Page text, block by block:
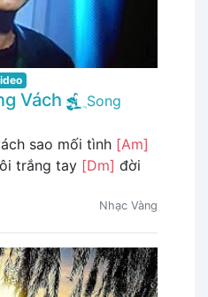
Vách
Song
sao mối tình [Am]
trắng tay [Dm] đời
Nhạc Vàng